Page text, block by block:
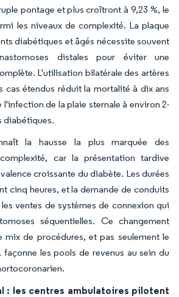
pontage et plus croîtront à 9,23 %, le
les niveaux de complexité. La plaque
diabétiques et âgés nécessite souvent
distales pour éviter une
L'utilisation bilatérale des artères
cas étendus réduit la mortalité à dix ans
l'infection de la plaie sternale à environ 2-
diabétiques.
la hausse la plus marquée des
car la présentation tardive
croissante du diabète. Les durées
cinq heures, et la demande de conduits
ventes de systèmes de connexion qui
séquentielles. Ce changement
mix de procédures, et pas seulement le
les pools de revenus au sein du
: les centres ambulatoires pilotent